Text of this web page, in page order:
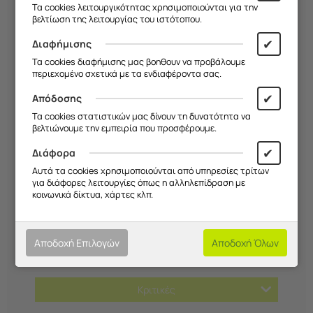
Χαρακτηριστικά
Τρόποι Πληρωμής
Αποστολές
Κριτικές
Τα cookies λειτουργικότητας χρησιμοποιούνται για την
βελτίωση της λειτουργίας του ιστότοπου.
Διαφήμισης ✔
Τα cookies διαφήμισης μας βοηθουν να προβάλουμε
περιεχομένο σχετικά με τα ενδιαφέροντα σας.
Απόδοσης ✔
Τα cookies στατιστικών μας δίνουν τη δυνατότητα να
βελτιώνουμε την εμπειρία που προσφέρουμε.
Διάφορα ✔
Αυτά τα cookies χρησιμοποιούνται από υπηρεσίες τρίτων
για διάφορες λειτουργίες όπως η αλληλεπίδραση με
κοινωνικά δίκτυα, χάρτες κλπ.
Αποδοχή Επιλογών Αποδοχή Όλων